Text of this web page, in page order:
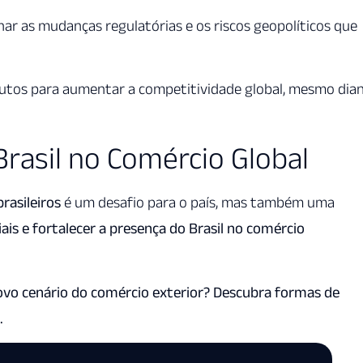
as mudanças regulatórias e os riscos geopolíticos que
para aumentar a competitividade global, mesmo
no Comércio Global
é um desafio para o país, mas também uma
e fortalecer a presença do Brasil no comércio
cenário do comércio exterior? Descubra formas de